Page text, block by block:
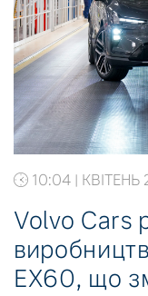
10:04 | КВІТЕНЬ
Volvo Cars
EX60, що